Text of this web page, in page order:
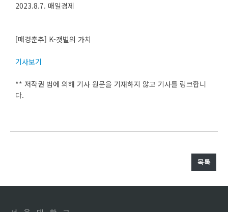
2023.8.7. 매일경제
[매경춘추] K-갯벌의 가치
기사보기
** 저작권 법에 의해 기사 원문을 기재하지 않고 기사를 링크합니
다.
목록